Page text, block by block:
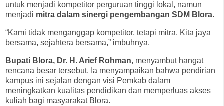
untuk menjadi kompetitor perguruan tinggi lokal, namun
menjadi mitra dalam sinergi pengembangan SDM Blora.
“Kami tidak menganggap kompetitor, tetapi mitra. Kita jaya
bersama, sejahtera bersama,” imbuhnya.
Bupati Blora, Dr. H. Arief Rohman, menyambut hangat
rencana besar tersebut. Ia menyampaikan bahwa pendirian
kampus ini sejalan dengan visi Pemkab dalam
meningkatkan kualitas pendidikan dan memperluas akses
kuliah bagi masyarakat Blora.